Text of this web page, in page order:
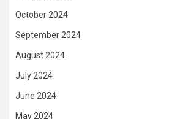
October 2024
September 2024
August 2024
July 2024
June 2024
May 2024